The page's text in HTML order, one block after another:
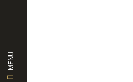
MENU